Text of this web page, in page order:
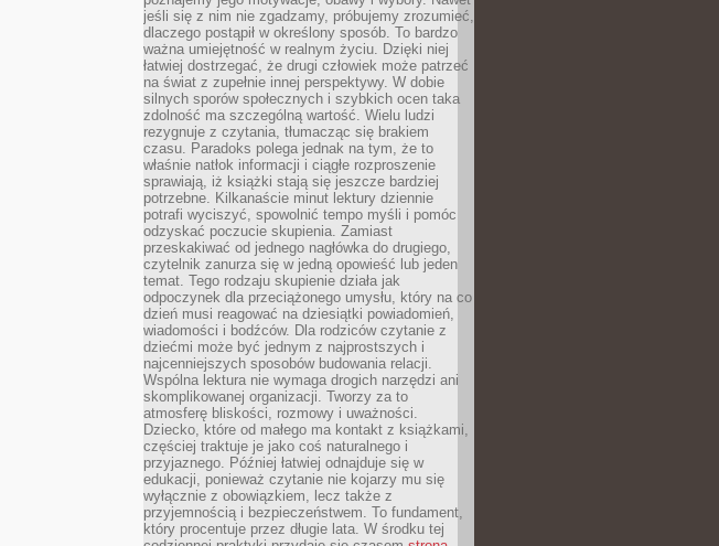
jeśli się z nim nie zgadzamy, próbujemy zrozumieć,
dlaczego postąpił w określony sposób. To bardzo
ważna umiejętność w realnym życiu. Dzięki niej
łatwiej dostrzegać, że drugi człowiek może patrzeć
na świat z zupełnie innej perspektywy. W dobie
silnych sporów społecznych i szybkich ocen taka
zdolność ma szczególną wartość. Wielu ludzi
rezygnuje z czytania, tłumacząc się brakiem
czasu. Paradoks polega jednak na tym, że to
właśnie natłok informacji i ciągłe rozproszenie
sprawiają, iż książki stają się jeszcze bardziej
potrzebne. Kilkanaście minut lektury dziennie
potrafi wyciszyć, spowolnić tempo myśli i pomóc
odzyskać poczucie skupienia. Zamiast
przeskakiwać od jednego nagłówka do drugiego,
czytelnik zanurza się w jedną opowieść lub jeden
temat. Tego rodzaju skupienie działa jak
odpoczynek dla przeciążonego umysłu, który na co
dzień musi reagować na dziesiątki powiadomień,
wiadomości i bodźców. Dla rodziców czytanie z
dziećmi może być jednym z najprostszych i
najcenniejszych sposobów budowania relacji.
Wspólna lektura nie wymaga drogich narzędzi ani
skomplikowanej organizacji. Tworzy za to
atmosferę bliskości, rozmowy i uważności.
Dziecko, które od małego ma kontakt z książkami,
częściej traktuje je jako coś naturalnego i
przyjaznego. Później łatwiej odnajduje się w
edukacji, ponieważ czytanie nie kojarzy mu się
wyłącznie z obowiązkiem, lecz także z
przyjemnością i bezpieczeństwem. To fundament,
który procentuje przez długie lata. W środku tej